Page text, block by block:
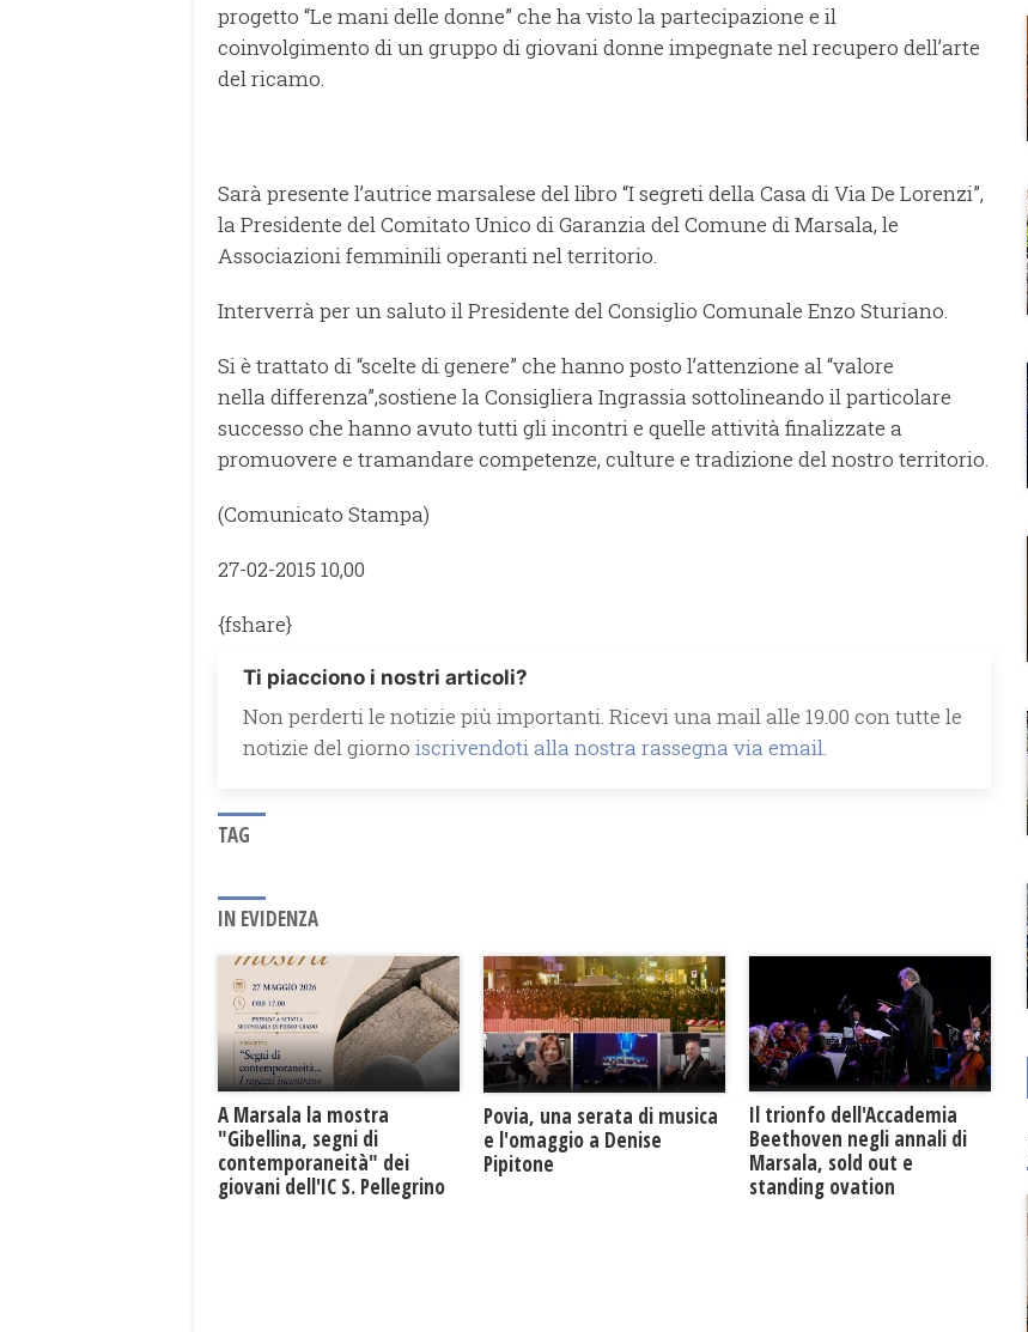
progetto “Le mani delle donne” che ha visto la partecipazione e il
coinvolgimento di un gruppo di giovani donne impegnate nelrecupero dell’arte
del ricamo.
Sarà presente l’autrice marsalese del libro “I segreti della Casa di Via De Lorenzi”,
la Presidente del Comitato Unico di Garanzia del Comune di Marsala, le
Associazioni femminilioperanti nel territorio.
Interverrà per un saluto il Presidente del Consiglio Comunale Enzo Sturiano.
Si è trattato di “scelte di genere” che hanno posto l’attenzione al “valore
nella differenza”,sostiene la Consigliera Ingrassia sottolineando il particolare
successo che hanno avuto tutti gli incontri e quelle attività finalizzate a
promuovere e tramandare competenze, culture e tradizione del nostro territorio.
(Comunicato Stampa)
27-02-2015 10,00
{fshare}
Ti piacciono i nostri articoli?
Non perderti le notizie più importanti. Ricevi una mail alle 19.00 con tutte le
notizie del giorno iscrivendoti alla nostra rassegna via email.
TAG
IN EVIDENZA
A Marsala la mostra
"Gibellina, segni di
contemporaneità" dei
giovani dell'IC S. Pellegrino
Povia, una serata di musica
e l'omaggio a Denise
Pipitone
Il trionfo dell'Accademia
Beethoven negli annali di
Marsala, sold out e
standing ovation